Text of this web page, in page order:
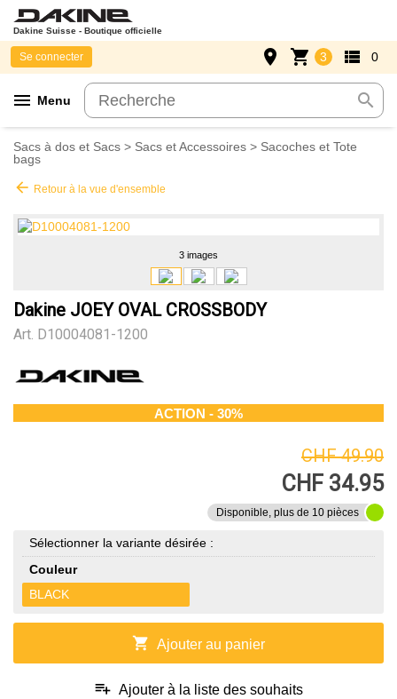
Dakine Suisse - Boutique officielle
menu Menu search
Se connecter place shopping_cart 3 view_list 0
Sacs à dos et Sacs > Sacs et Accessoires > Sacoches et Tote
bags
arrow_back Retour à la vue d'ensemble
3 images
Dakine JOEY OVAL CROSSBODY
Art. D10004081-1200
ACTION - 30%
CHF 49.90
CHF 34.95
Disponible, plus de 10 pièces
Sélectionner la variante désirée :
Couleur
BLACK
shopping_cart Ajouter au panier
playlist_add Ajouter à la liste des souhaits